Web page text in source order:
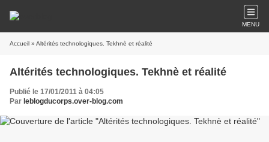
MENU
Accueil » Altérités technologiques. Tekhnè et réalité
Altérités technologiques. Tekhnè et réalité
Publié le 17/01/2011 à 04:05
Par leblogducorps.over-blog.com